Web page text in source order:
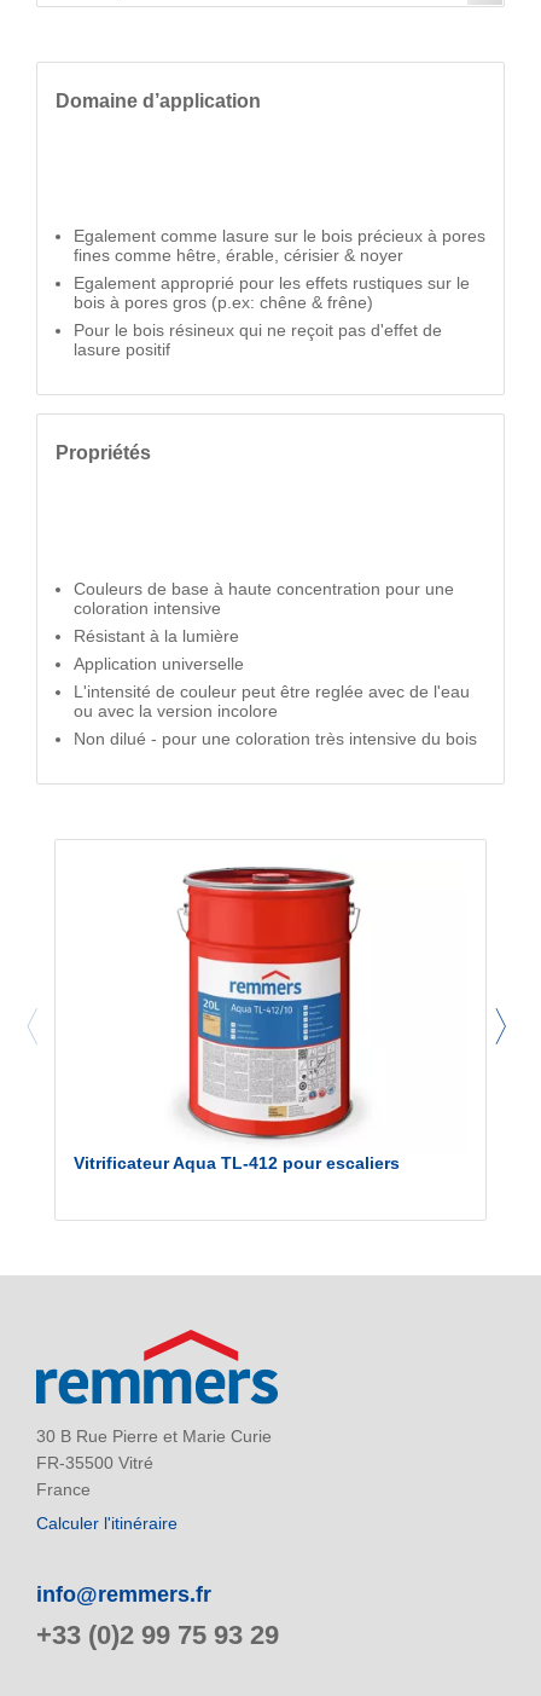
Domaine d’application
Egalement comme lasure sur le bois précieux à pores
fines comme hêtre, érable, cérisier & noyer
Egalement approprié pour les effets rustiques sur le
bois à pores gros (p.ex: chêne & frêne)
Pour le bois résineux qui ne reçoit pas d'effet de
lasure positif
Propriétés
Couleurs de base à haute concentration pour une
coloration intensive
Résistant à la lumière
Application universelle
L'intensité de couleur peut être reglée avec de l'eau
ou avec la version incolore
Non dilué - pour une coloration très intensive du bois
Vitrificateur Aqua TL-412 pour escaliers
30 B Rue Pierre et Marie Curie
FR-35500 Vitré
France
Calculer l'itinéraire
info@remmers.fr
+33 (0)2 99 75 93 29